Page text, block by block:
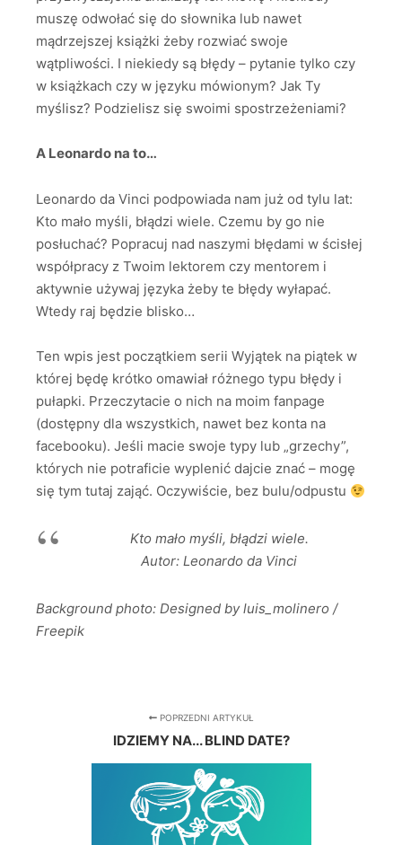
muszę odwołać się do słownika lub nawet
mądrzejszej książki żeby rozwiać swoje
wątpliwości. I niekiedy są błędy – pytanie tylko czy
w książkach czy w języku mówionym? Jak Ty
myślisz? Podzielisz się swoimi spostrzeżeniami?
A Leonardo na to…
Leonardo da Vinci podpowiada nam już od tylu lat:
Kto mało myśli, błądzi wiele. Czemu by go nie
posłuchać? Popracuj nad naszymi błędami w ścisłej
współpracy z Twoim lektorem czy mentorem i
aktywnie używaj języka żeby te błędy wyłapać.
Wtedy raj będzie blisko…
Ten wpis jest początkiem serii Wyjątek na piątek w
której będę krótko omawiał różnego typu błędy i
pułapki. Przeczytacie o nich na moim fanpage
(dostępny dla wszystkich, nawet bez konta na
facebooku). Jeśli macie swoje typy lub „grzechy”,
których nie potraficie wyplenić dajcie znać – mogę
się tym tutaj zająć. Oczywiście, bez bulu/odpustu
Kto mało myśli, błądzi wiele.
Autor: Leonardo da Vinci
Background photo: Designed by luis_molinero /
Freepik
POPRZEDNI ARTYKUŁ
IDZIEMY NA... BLIND DATE?